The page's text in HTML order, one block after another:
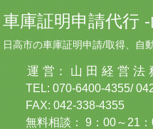
車庫証明申請代行
日高市の車庫証明申請/取得、自
運 営： 山 田 経 営 法
TEL: 070-6400-4355/
FAX: 042-338-4355
無料相談： 9：00～21：